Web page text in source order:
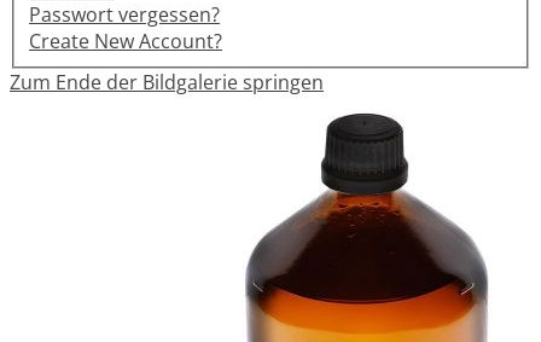
Passwort vergessen?
Create New Account?
Zum Ende der Bildgalerie springen